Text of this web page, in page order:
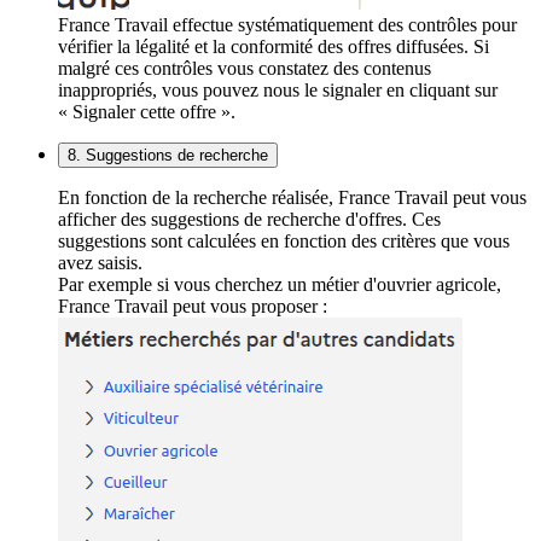
France Travail effectue systématiquement des contrôles pour
vérifier la légalité et la conformité des offres diffusées. Si
malgré ces contrôles vous constatez des contenus
inappropriés, vous pouvez nous le signaler en cliquant sur
« Signaler cette offre ».
8. Suggestions de recherche
En fonction de la recherche réalisée, France Travail peut vous
afficher des suggestions de recherche d'offres. Ces
suggestions sont calculées en fonction des critères que vous
avez saisis.
Par exemple si vous cherchez un métier d'ouvrier agricole,
France Travail peut vous proposer :